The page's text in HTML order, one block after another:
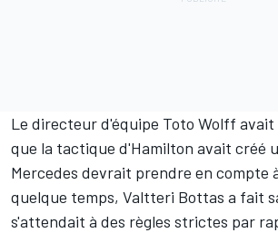
Le directeur d'équipe Toto Wolff avait
que la tactique d'Hamilton avait créé
Mercedes devrait prendre en compte
quelque temps, Valtteri Bottas a fait
s'attendait à des règles strictes par